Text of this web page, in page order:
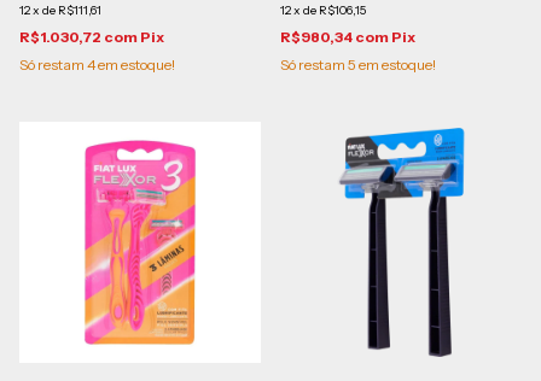
12x de R$111,61
R$1.030,72 com Pix
Só restam 4em estoque!
12x de R$106,15
R$980,34 com Pix
Só restam 5 em estoque!